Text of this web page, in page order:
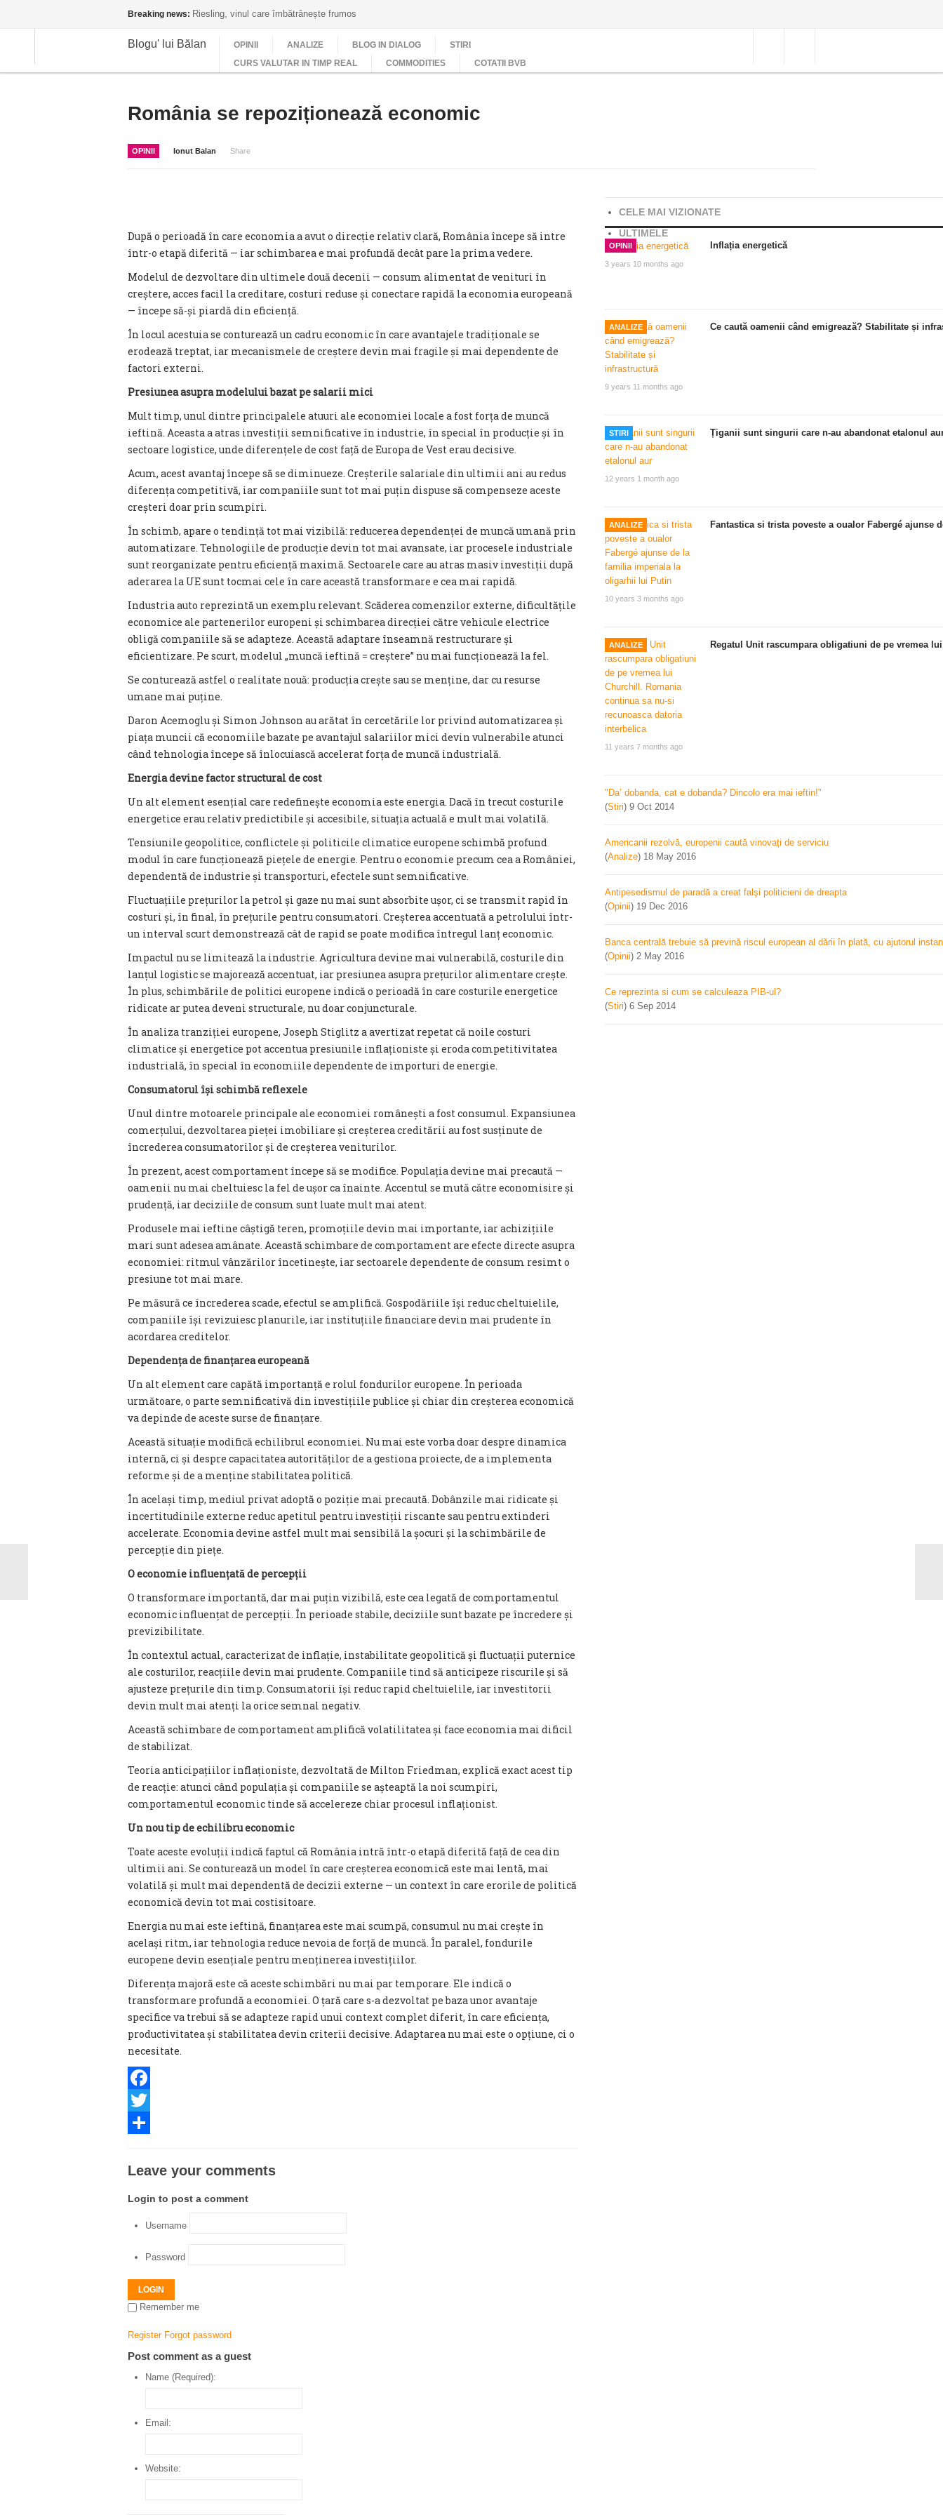
Breaking news: Riesling, vinul care îmbătrânește frumos
Blogu' lui Bălan OPINII ANALIZE BLOG IN DIALOG
STIRI
CURS VALUTAR IN TIMP REAL
COMMODITIES COTATII BVB
România se repoziționează economic
OPINII Ionut Balan Share
După o perioadă în care economia a avut o direcție relativ clară, România începe să intre
într-o etapă diferită — iar schimbarea e mai profundă decât pare la prima vedere.
Modelul de dezvoltare din ultimele două decenii — consum alimentat de venituri în
creștere, acces facil la creditare, costuri reduse și conectare rapidă la economia europeană
— începe să-și piardă din eficiență.
În locul acestuia se conturează un cadru economic în care avantajele tradiționale se
erodează treptat, iar mecanismele de creștere devin mai fragile și mai dependente de
factori externi.
Presiunea asupra modelului bazat pe salarii mici
Mult timp, unul dintre principalele atuuri ale economiei locale a fost forța de muncă
ieftină. Aceasta a atras investiții semnificative în industrie, în special în producție și în
sectoare logistice, unde diferențele de cost față de Europa de Vest erau decisive.
Acum, acest avantaj începe să se diminueze. Creșterile salariale din ultimii ani au redus
diferența competitivă, iar companiile sunt tot mai puțin dispuse să compenseze aceste
creșteri doar prin scumpiri.
În schimb, apare o tendință tot mai vizibilă: reducerea dependenței de muncă umană prin
automatizare. Tehnologiile de producție devin tot mai avansate, iar procesele industriale
sunt reorganizate pentru eficiență maximă. Sectoarele care au atras masiv investiții după
aderarea la UE sunt tocmai cele în care această transformare e cea mai rapidă.
Industria auto reprezintă un exemplu relevant. Scăderea comenzilor externe, dificultățile
economice ale partenerilor europeni și schimbarea direcției către vehicule electrice
obligă companiile să se adapteze. Această adaptare înseamnă restructurare și
eficientizare. Pe scurt, modelul „muncă ieftină = creștere” nu mai funcționează la fel.
Se conturează astfel o realitate nouă: producția crește sau se menține, dar cu resurse
umane mai puține.
Daron Acemoglu și Simon Johnson au arătat în cercetările lor privind automatizarea și
piața muncii că economiile bazate pe avantajul salariilor mici devin vulnerabile atunci
când tehnologia începe să înlocuiască accelerat forța de muncă industrială.
Energia devine factor structural de cost
Un alt element esențial care redefinește economia este energia. Dacă în trecut costurile
energetice erau relativ predictibile și accesibile, situația actuală e mult mai volatilă.
Tensiunile geopolitice, conflictele și politicile climatice europene schimbă profund
modul în care funcționează piețele de energie. Pentru o economie precum cea a României,
dependentă de industrie și transporturi, efectele sunt semnificative.
Fluctuațiile prețurilor la petrol și gaze nu mai sunt absorbite ușor, ci se transmit rapid în
costuri și, în final, în prețurile pentru consumatori. Creșterea accentuată a petrolului într-
un interval scurt demonstrează cât de rapid se poate modifica întregul lanț economic.
Impactul nu se limitează la industrie. Agricultura devine mai vulnerabilă, costurile din
lanțul logistic se majorează accentuat, iar presiunea asupra prețurilor alimentare crește.
În plus, schimbările de politici europene indică o perioadă în care costurile energetice
ridicate ar putea deveni structurale, nu doar conjuncturale.
În analiza tranziției europene, Joseph Stiglitz a avertizat repetat că noile costuri
climatice și energetice pot accentua presiunile inflaționiste și eroda competitivitatea
industrială, în special în economiile dependente de importuri de energie.
Consumatorul își schimbă reflexele
Unul dintre motoarele principale ale economiei românești a fost consumul. Expansiunea
comerțului, dezvoltarea pieței imobiliare și creșterea creditării au fost susținute de
încrederea consumatorilor și de creșterea veniturilor.
În prezent, acest comportament începe să se modifice. Populația devine mai precaută —
oamenii nu mai cheltuiesc la fel de ușor ca înainte. Accentul se mută către economisire și
prudență, iar deciziile de consum sunt luate mult mai atent.
Produsele mai ieftine câștigă teren, promoțiile devin mai importante, iar achizițiile
mari sunt adesea amânate. Această schimbare de comportament are efecte directe asupra
economiei: ritmul vânzărilor încetinește, iar sectoarele dependente de consum resimt o
presiune tot mai mare.
Pe măsură ce încrederea scade, efectul se amplifică. Gospodăriile își reduc cheltuielile,
companiile își revizuiesc planurile, iar instituțiile financiare devin mai prudente în
acordarea creditelor.
Dependența de finanțarea europeană
Un alt element care capătă importanță e rolul fondurilor europene. În perioada
următoare, o parte semnificativă din investițiile publice și chiar din creșterea economică
va depinde de aceste surse de finanțare.
Această situație modifică echilibrul economiei. Nu mai este vorba doar despre dinamica
internă, ci și despre capacitatea autorităților de a gestiona proiecte, de a implementa
reforme și de a menține stabilitatea politică.
În același timp, mediul privat adoptă o poziție mai precaută. Dobânzile mai ridicate și
incertitudinile externe reduc apetitul pentru investiții riscante sau pentru extinderi
accelerate. Economia devine astfel mult mai sensibilă la șocuri și la schimbările de
percepție din piețe.
O economie influențată de percepții
O transformare importantă, dar mai puțin vizibilă, este cea legată de comportamentul
economic influențat de percepții. În perioade stabile, deciziile sunt bazate pe încredere și
previzibilitate.
În contextul actual, caracterizat de inflație, instabilitate geopolitică și fluctuații puternice
ale costurilor, reacțiile devin mai prudente. Companiile tind să anticipeze riscurile și să
ajusteze prețurile din timp. Consumatorii își reduc rapid cheltuielile, iar investitorii
devin mult mai atenți la orice semnal negativ.
Această schimbare de comportament amplifică volatilitatea și face economia mai dificil
de stabilizat.
Teoria anticipațiilor inflaționiste, dezvoltată de Milton Friedman, explică exact acest tip
de reacție: atunci când populația și companiile se așteaptă la noi scumpiri,
comportamentul economic tinde să accelereze chiar procesul inflaționist.
Un nou tip de echilibru economic
Toate aceste evoluții indică faptul că România intră într-o etapă diferită față de cea din
ultimii ani. Se conturează un model în care creșterea economică este mai lentă, mai
volatilă și mult mai dependentă de decizii externe — un context în care erorile de politică
economică devin tot mai costisitoare.
Energia nu mai este ieftină, finanțarea este mai scumpă, consumul nu mai crește în
același ritm, iar tehnologia reduce nevoia de forță de muncă. În paralel, fondurile
europene devin esențiale pentru menținerea investițiilor.
Diferența majoră este că aceste schimbări nu mai par temporare. Ele indică o
transformare profundă a economiei. O țară care s-a dezvoltat pe baza unor avantaje
specifice va trebui să se adapteze rapid unui context complet diferit, în care eficiența,
productivitatea și stabilitatea devin criterii decisive. Adaptarea nu mai este o opțiune, ci o
necesitate.
Facebook
Twitter
CELE MAI VIZIONATE
ULTIMELE
OPINII
3 years 10 months ago
Inflația energetică
ANALIZE
9 years 11 months ago
Ce caută oamenii când emigrează? Stabilitate și
STIRI
12 years 1 month ago
Țiganii sunt singurii care n-au abandonat etalonul
ANALIZE
10 years 3 months ago
Fantastica si trista poveste a oualor Fabergé
ANALIZE
11 years 7 months ago
Regatul Unit rascumpara obligatiuni de pe vremea
"Da’ dobanda, cat e dobanda? Dincolo era mai ieftin!"
(Stiri) 9 Oct 2014
Americanii rezolvă, europenii caută vinovați de serviciu
(Analize) 18 May 2016
Antipesedismul de paradă a creat falşi politicieni de dreapta
(Opinii) 19 Dec 2016
Banca centrală trebuie să prevină riscul european al dării în plată, cu ajutorul
(Opinii) 2 May 2016
Ce reprezinta si cum se calculeaza PIB-ul?
(Stiri) 6 Sep 2014
Leave your comments
Login to post a comment
Username
Password
LOGIN
Remember me
Register Forgot password
Post comment as a guest
Name (Required):
Email:
Website: